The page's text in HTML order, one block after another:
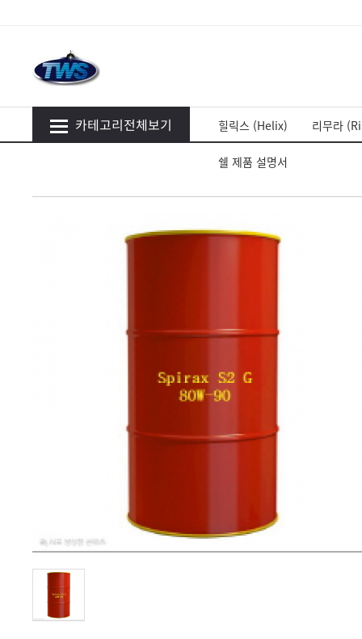
카테고리전체보기 힐릭스 (Helix) 리무라
쉘 제품 설명서